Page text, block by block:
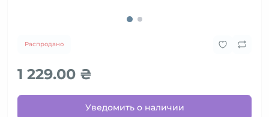
Распродано
1 229.00 ₴
Уведомить о наличии